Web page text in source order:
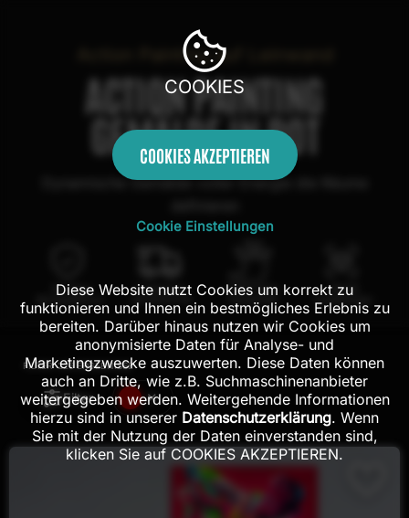
Action Painting auf Leinwand
ACTION PAINTING
GEMÄLDE IN ROT
Dynamische Gemälde voller Energie die Räume
100 Tage
Rückgaberecht
Kostenloser
Versand in DE
100% echte
Handarbeit
Mit AR
Probehängen
FILTER:226 ERGEBNISSE
Filter
COOKIES
COOKIES AKZEPTIEREN
Cookie Einstellungen
Diese Website nutzt Cookies um korrekt zu
funktionieren und Ihnen ein bestmögliches Erlebnis zu
bereiten. Darüber hinaus nutzen wir Cookies um
anonymisierte Daten für Analyse- und
Marketingzwecke auszuwerten. Diese Daten können
auch an Dritte, wie z.B. Suchmaschinenanbieter
weitergegeben werden. Weitergehende Informationen
hierzu sind in unserer Datenschutzerklärung. Wenn
Sie mit der Nutzung der Daten einverstanden sind,
klicken Sie auf COOKIES AKZEPTIEREN.